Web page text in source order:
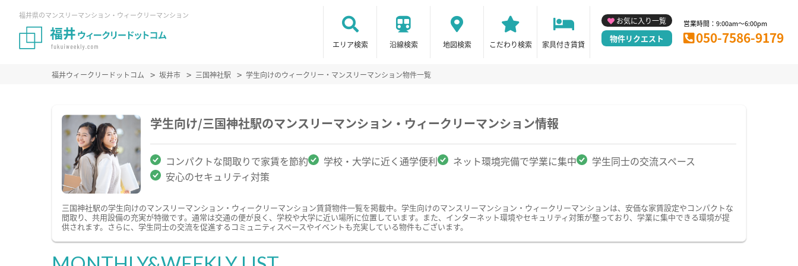
福井県のマンスリーマンション・ウィークリーマンション
エリア検索 沿線検索 地図検索 こだわり検索 家具付き賃貸
お気に入り一覧
物件リクエスト
営業時間：9:00am～6:00pm
050-7586-9179
福井ウィークリードットコム 坂井市 三国神社駅 学生向けのウィークリー・マンスリーマンション物件一覧
学生向け/三国神社駅のマンスリーマンション・ウィークリーマンション情報
コンパクトな間取りで家賃を節約 学校・大学に近く通学便利 ネット環境完備で学業に集中
学生同士の交流スペース
安心のセキュリティ対策
三国神社駅の学生向けのマンスリーマンション・ウィークリーマンション賃貸物件一覧を掲載中。学生向けのマンスリーマンション・ウィークリーマンションは、安価な家賃設定やコンパクトな
間取り、共用設備の充実が特徴です。通常は交通の便が良く、学校や大学に近い場所に位置しています。また、インターネット環境やセキュリティ対策が整っており、学業に集中できる環境が提
供されます。さらに、学生同士の交流を促進するコミュニティスペースやイベントも充実している物件もございます。